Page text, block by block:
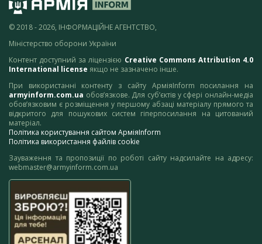
© 2018 - 2026, ІНФОРМАЦІЙНЕ АГЕНТСТВО,
Міністерство оборони України
Контент доступний за ліцензією Creative Commons Attribution 4.0
International license якщо не зазначено інше.
При використанні контенту з сайту АрміяInform посилання на
armyinform.com.ua обов’язкове. Для суб’єктів у сфері онлайн-медіа
обов’язковим є розміщення у першому абзаці матеріалу прямого та
відкритого для пошукових систем гіперпосилання на цитований
матеріал.
Політика користування сайтом АрміяInform
Політика використання файлів cookie
Зауваження та пропозиції по роботі сайту надсилайте на адресу:
webmaster@armyinform.com.ua